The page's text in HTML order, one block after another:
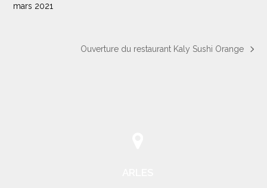
mars 2021
next
Ouverture du restaurant Kaly Sushi Orange